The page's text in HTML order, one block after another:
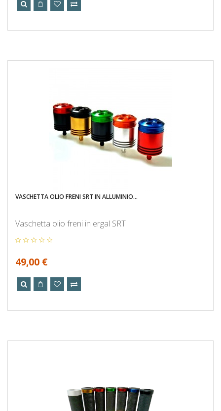
VASCHETTA OLIO FRENI SRT IN ALLUMINIO...
Vaschetta olio freni in ergal SRT
49,00 €